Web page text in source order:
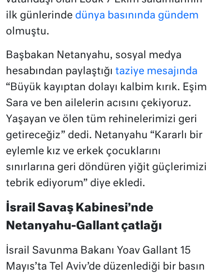
ilk günlerinde dünya basınında gündem
olmuştu.
Başbakan Netanyahu, sosyal medya
hesabından paylaştığı taziye mesajında
“Büyük kayıptan dolayı kalbim kırık. Eşim
Sara ve ben ailelerin acısını çekiyoruz.
Yaşayan ve ölen tüm rehinelerimizi geri
getireceğiz” dedi. Netanyahu “Kararlı bir
eylemle kız ve erkek çocuklarını
sınırlarına geri döndüren yiğit güçlerimizi
tebrik ediyorum” diye ekledi.
İsrail Savaş Kabinesi’nde
Netanyahu-Gallant çatlağı
İsrail Savunma Bakanı Yoav Gallant 15
Mayıs’ta Tel Aviv’de düzenlediği bir basın